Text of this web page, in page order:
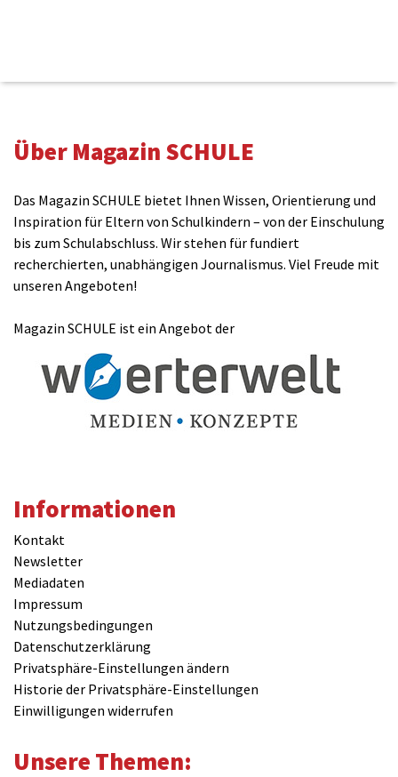
Name(benötigt)
E-Mail(wird nicht veröffentlicht)(benötigt)
Kommentar
Über Magazin SCHULE
Das Magazin SCHULE bietet Ihnen Wissen, Orientierung und
Inspiration für Eltern von Schulkindern – von der Einschulung
bis zum Schulabschluss. Wir stehen für fundiert
recherchierten, unabhängigen Journalismus. Viel Freude mit
unseren Angeboten!
Magazin SCHULE ist ein Angebot der
Informationen
Kontakt
Newsletter
Mediadaten
Impressum
Nutzungsbedingungen
Datenschutzerklärung
Privatsphäre-Einstellungen ändern
Historie der Privatsphäre-Einstellungen
Einwilligungen widerrufen
Unsere Themen: